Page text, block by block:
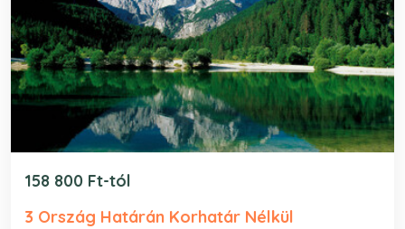
158 800 Ft-tól
3 Ország Határán Korhatár Nélkül